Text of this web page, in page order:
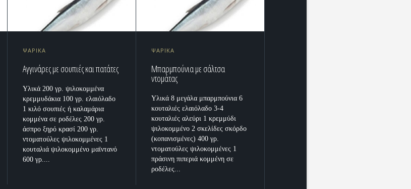
ΨΑΡΙΚΑ
Αγγινάρες με σουπιές και πατάτες
Υλικά 200 γρ. ψιλοκομμένα
κρεμμυδάκια 100 γρ. ελαιόλαδο
1 κιλό σουπιές ή καλαμάρια
κομμένα σε ροδέλες 200 γρ.
άσπρο ξηρό κρασί 200 γρ.
ντοματούλες ψιλοκομμένες 1
κουταλιά ψιλοκομμένο μαϊντανό
600 γρ....
ΨΑΡΙΚΑ
Μπαρμπούνια με σάλτσα
ντομάτας
Υλικά 8 μεγάλα μπαρμπούνια 6
κουταλιές ελαιόλαδο 3-4
κουταλιές αλεύρι 1 κρεμμύδι
ψιλοκομμένο 2 σκελίδες σκόρδο
(κοπανισμένες) 400 γρ.
ντοματούλες ψιλοκομμένες 1
πράσινη πιπεριά κομμένη σε
ροδέλες...